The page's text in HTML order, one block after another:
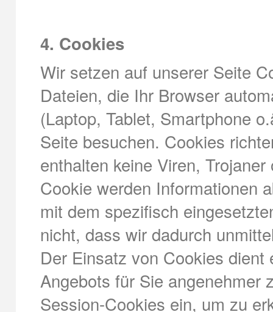
4. Cookies
Wir setzen auf unserer Seite
Dateien, die Ihr Browser
(Laptop, Tablet, Smartphone
Seite besuchen. Cookies
enthalten keine Viren,
Cookie werden Informationen
mit dem spezifisch
nicht, dass wir dadurch
Der Einsatz von Cookies
Angebots für Sie angenehmer
Session-Cookies ein, um zu